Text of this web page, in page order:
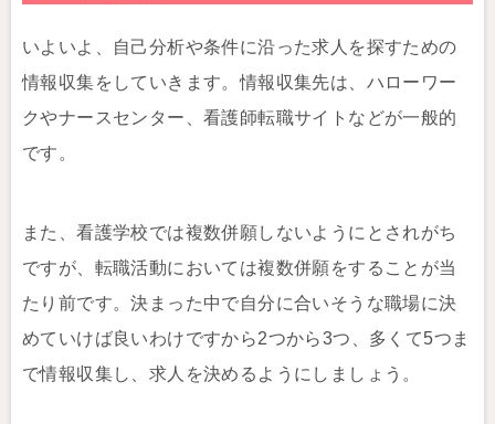
いよいよ、自己分析や条件に沿った求人を探すための
情報収集をしていきます。情報収集先は、ハローワー
クやナースセンター、看護師転職サイトなどが一般的
です。
また、看護学校では複数併願しないようにとされがち
ですが、転職活動においては複数併願をすることが当
たり前です。決まった中で自分に合いそうな職場に決
めていけば良いわけですから2つから3つ、多くて5つま
で情報収集し、求人を決めるようにしましょう。